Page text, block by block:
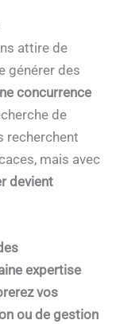
attire de
générer des
concurrence
de
recherchent
mais avec
devient
expertise
vos
ou de gestion